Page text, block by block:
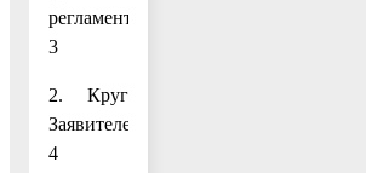
регламента
3
2. Круг
Заявителей
4